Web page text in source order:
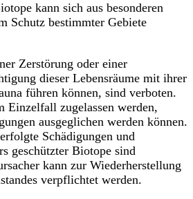
kann sich aus besonderen
Schutz bestimmter Gebiete
Zerstörung oder einer
dieser Lebensräume mit ihrer
führen können, sind verboten.
Einzelfall zugelassen werden,
ausgeglichen werden können.
Schädigungen und
geschützter Biotope sind
kann zur Wiederherstellung
verpflichtet werden.